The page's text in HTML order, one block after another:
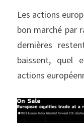
Les actions
bon marché par
dernières
baissent, quel
actions